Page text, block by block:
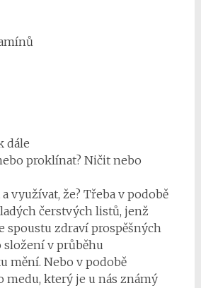
dále
proklínat? Ničit nebo
využívat, že? Třeba v podobě
čerstvých listů, jenž
spoustu zdraví prospěšných
složení v průběhu
mění. Nebo v podobě
medu, který je u nás známý